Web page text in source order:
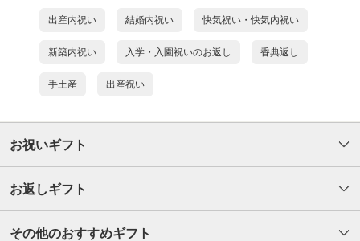
出産内祝い 結婚内祝い 快気祝い・快気内祝い
新築内祝い 入学・入園祝いのお返し 香典返し
手土産 出産祝い
お祝いギフト
お返しギフト
その他のおすすめギフト